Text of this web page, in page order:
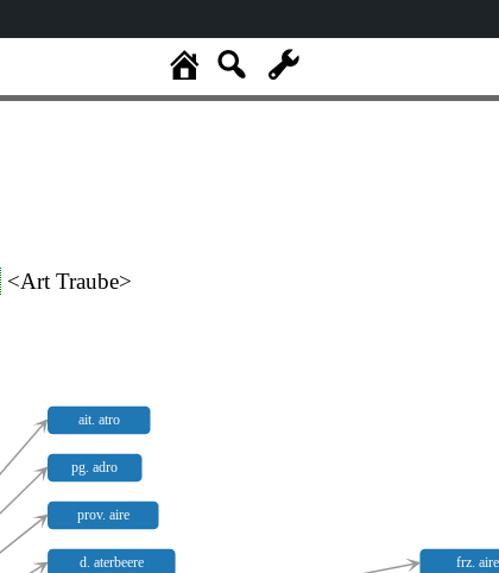
<Art Traube>
ait. atro
pg. adro
prov. aire
d. aterbeere frz.